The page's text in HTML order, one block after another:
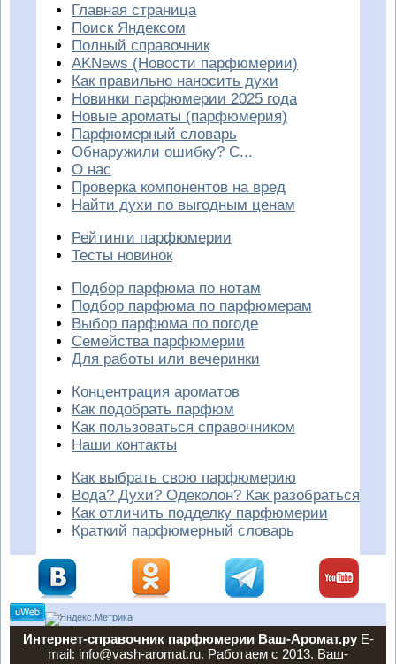
Главная страница
Поиск Яндексом
Полный справочник
AKNews (Новости парфюмерии)
Как правильно наносить духи
Новинки парфюмерии 2025 года
Новые ароматы (парфюмерия)
Парфюмерный словарь
Обнаружили ошибку? С...
О нас
Проверка компонентов на вред
Найти духи по выгодным ценам
Рейтинги парфюмерии
Тесты новинок
Подбор парфюма по нотам
Подбор парфюма по парфюмерам
Выбор парфюма по погоде
Семейства парфюмерии
Для работы или вечеринки
Концентрация ароматов
Как подобрать парфюм
Как пользоваться справочником
Наши контакты
Как выбрать свою парфюмерию
Вода? Духи? Одеколон? Как разобраться
Как отличить подделку парфюмерии
Краткий парфюмерный словарь
Интернет-справочник парфюмерии Ваш-Аромат.руE-
mail: info@vash-aromat.ru. Работаем с 2013. Ваш-